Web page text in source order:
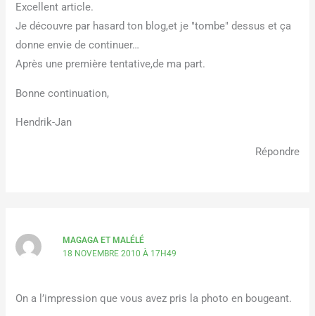
Excellent article.
Je découvre par hasard ton blog,et je "tombe" dessus et ça
donne envie de continuer…
Après une première tentative,de ma part.
Bonne continuation,
Hendrik-Jan
Répondre
MAGAGA ET MALÉLÉ
18 NOVEMBRE 2010 À 17H49
On a l’impression que vous avez pris la photo en bougeant.